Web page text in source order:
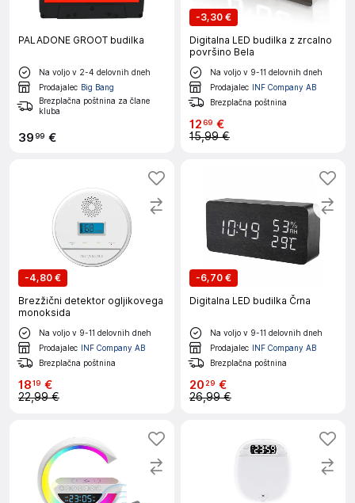
PALADONE GROOT budilka
Na voljo v 2-4 delovnih dneh
Prodajalec Big Bang
Brezplačna poštnina za člane
kluba
3999 €
-3,30 €
Digitalna LED budilka z zrcalno
površino Bela
Na voljo v 9-11 delovnih dneh
Prodajalec INF Company AB
Brezplačna poštnina
1269 €
15,99 €
-4,80 €
Brezžični detektor ogljikovega
monoksida
Na voljo v 9-11 delovnih dneh
Prodajalec INF Company AB
Brezplačna poštnina
1819 €
22,99 €
-6,70 €
Digitalna LED budilka Črna
Na voljo v 9-11 delovnih dneh
Prodajalec INF Company AB
Brezplačna poštnina
20 29 €
26,99 €